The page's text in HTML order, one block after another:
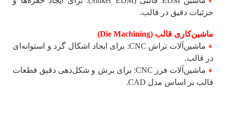
جزئیات دقیق در قالب.
ماشین‌کاری قالب (Die Machining)
ماشین‌آلات تراش CNC: برای ایجاد اشکال گرد و استوانه‌ای
در قالب.
ماشین‌آلات فرز CNC: برای برش و شکل‌دهی دقیق قطعات
قالب بر اساس مدل CAD.